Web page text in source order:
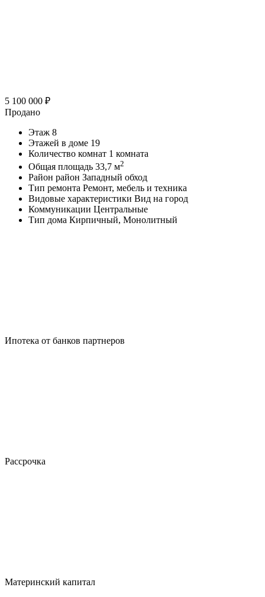
5 100 000 ₽
Продано
Этаж 8
Этажей в доме 19
Количество комнат 1 комната
Общая площадь 33,7 м2
Район район Западный обход
Тип ремонта Ремонт, мебель и техника
Видовые характеристики Вид на город
Коммуникации Центральные
Тип дома Кирпичный, Монолитный
Ипотека от банков партнеров
Рассрочка
Материнский капитал